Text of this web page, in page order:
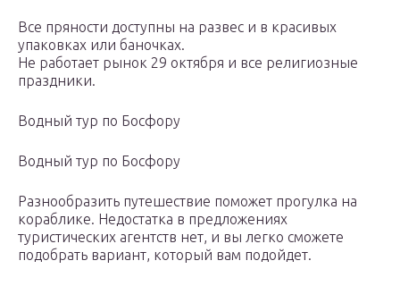
Все пряности доступны на развес и в красивых
упаковках или баночках.
Не работает рынок 29 октября и все религиозные
праздники.
Водный тур по Босфору
Водный тур по Босфору
Разнообразить путешествие поможет прогулка на
кораблике. Недостатка в предложениях
туристических агентств нет, и вы легко сможете
подобрать вариант, который вам подойдет.